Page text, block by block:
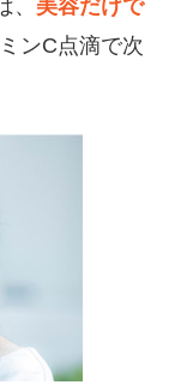
美容だけで
ンC点滴で次